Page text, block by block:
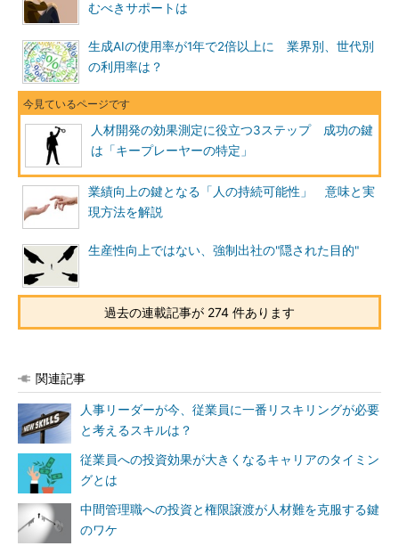
むべきサポートは
生成AIの使用率が1年で2倍以上に 業界別、世代別
の利用率は？
人材開発の効果測定に役立つ3ステップ 成功の鍵
は「キープレーヤーの特定」
業績向上の鍵となる「人の持続可能性」 意味と実
現方法を解説
生産性向上ではない、強制出社の"隠された目的"
過去の連載記事が 274 件あります
関連記事
人事リーダーが今、従業員に一番リスキリングが必要
と考えるスキルは？
従業員への投資効果が大きくなるキャリアのタイミン
グとは
中間管理職への投資と権限譲渡が人材難を克服する鍵
のワケ